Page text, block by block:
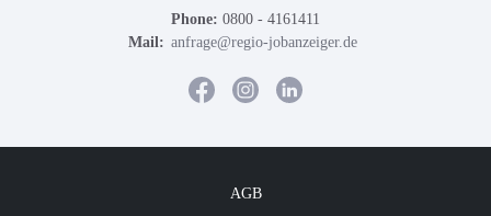
Phone: 0800 - 4161411
Mail: anfrage@regio-jobanzeiger.de
AGB